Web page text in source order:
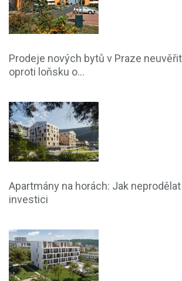
Prodeje nových bytů v Praze
oproti loňsku o...
Apartmány na horách: Jak
investici